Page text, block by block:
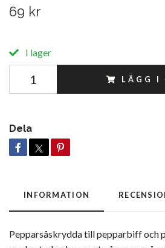
69 kr
I lager
LÄGG I
Dela
INFORMATION
Pepparsåskrydda till pepparbiff och